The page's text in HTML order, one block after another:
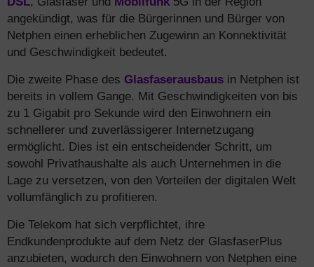
angekündigt, was für die Bürgerinnen und Bürger von
Netphen einen erheblichen Zugewinn an Konnektivität
und Geschwindigkeit bedeutet.
Die zweite Phase des Glasfaserausbaus in Netphen ist
bereits in vollem Gange. Mit Geschwindigkeiten von bis
zu 1 Gigabit pro Sekunde wird den Einwohnern ein
schnellerer und zuverlässigerer Internetzugang
ermöglicht. Dies ist ein entscheidender Schritt, um
sowohl Privathaushalte als auch Unternehmen in die
Lage zu versetzen, von den Vorteilen der digitalen Welt
vollumfänglich zu profitieren.
Die Telekom hat sich verpflichtet, ihre
Endkundenprodukte auf dem Netz der GlasfaserPlus
anzubieten, wodurch den Einwohnern von Netphen eine